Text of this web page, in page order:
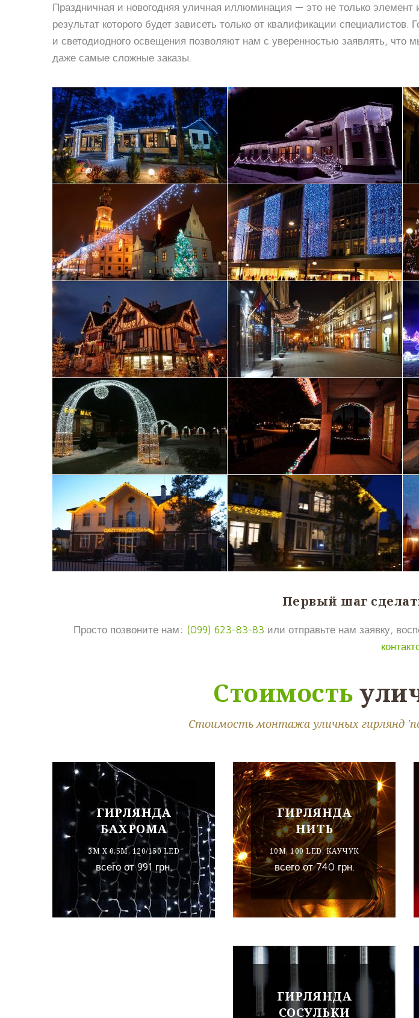
Праздничная и новогодняя уличная иллюминация — это не только
результат которого будет зависеть только от квалификации
и светодиодного освещения позволяют нам с уверенностью заявлять,
даже самые сложные заказы.
Первый шаг
Просто позвоните нам: (099) 623-83-83 или отправьте нам заявку,
Стоимость
Стоимость монтажа уличных гирлянд
ГИРЛЯНДА
БАХРОМА
3М Х 0,5М, 120/150 LED
всего от 991 грн.
ГИРЛЯНДА
НИТЬ
10М, 100 LED, КАУЧУК
всего от 740 грн.
ГИРЛЯНДА
СОСУЛЬКИ